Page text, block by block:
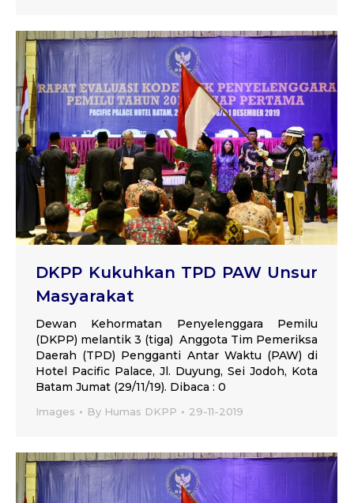
DKPP Kukuhkan TPD PAW Unsur
Masyarakat
Dewan Kehormatan Penyelenggara Pemilu
(DKPP) melantik 3 (tiga) Anggota Tim Pemeriksa
Daerah (TPD) Pengganti Antar Waktu (PAW) di
Hotel Pacific Palace, Jl. Duyung, Sei Jodoh, Kota
Batam Jumat (29/11/19). Dibaca : 0
Images By Humas DKPP 29-11-2019